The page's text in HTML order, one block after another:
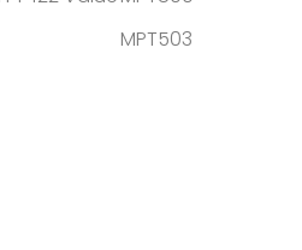
MPT503